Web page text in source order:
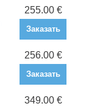
255.00 €
Заказать
256.00 €
Заказать
349.00 €